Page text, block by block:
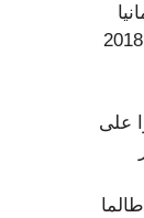
رقمًا قياسيًا في الأدوار الشخصية وانخفضت سرعته، وألقى لويس سيفيرينو نفس الأدوار التي فعلها منذ عام 2018
على